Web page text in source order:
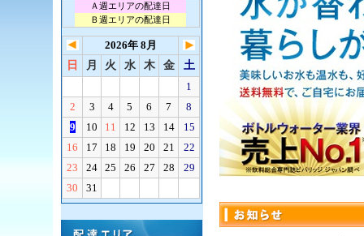
Ａ週エリアの配達日
Ｂ週エリアの配達日
2026年 8月
日
月 火 水 木 金
土
1
2
3 4 5 6 7
8
9
10 11 12 13 14
15
16
17 18 19 20 21
22
23
24 25 26 27 28
29
30
31